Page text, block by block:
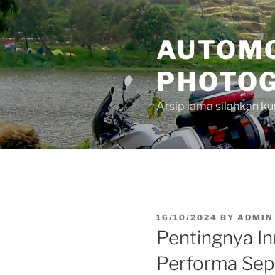
Skip
to
content
Arsip lama silahkan
POSTED
ON
16/10/2024 BY ADMIN
Pentingnya
Performa